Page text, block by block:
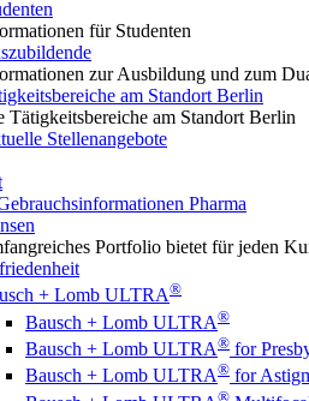
für Studenten
zur Ausbildung und zum
am Standort Berlin
Tätigkeitsbereiche am Standort Berlin
Stellenangebote
Pharma
Portfolio bietet für jeden
+ Lomb ULTRA®
Bausch + Lomb ULTRA®
Bausch + Lomb ULTRA® for
Bausch + Lomb ULTRA® for
®